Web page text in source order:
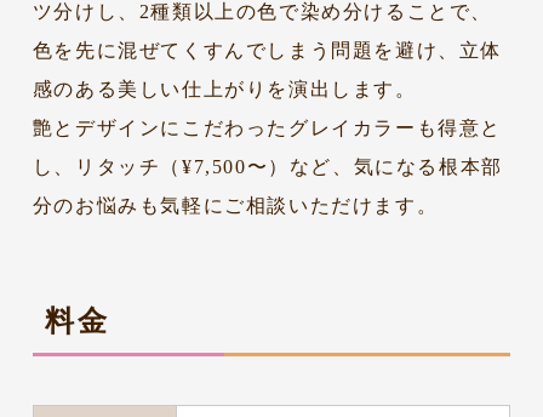
ツ分けし、2種類以上の色で染め分けることで、
色を先に混ぜてくすんでしまう問題を避け、立体
感のある美しい仕上がりを演出します。
艶とデザインにこだわったグレイカラーも得意と
し、リタッチ（¥7,500〜）など、気になる根本部
分のお悩みも気軽にご相談いただけます。
料金